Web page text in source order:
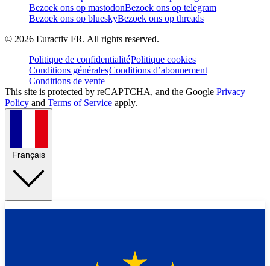
Bezoek ons op mastodonBezoek ons op telegram
Bezoek ons op blueskyBezoek ons op threads
© 2026 Euractiv FR. All rights reserved.
Politique de confidentialitéPolitique cookies
Conditions généralesConditions d’abonnement
Conditions de vente
This site is protected by reCAPTCHA, and the Google Privacy
Policy and Terms of Service apply.
Français